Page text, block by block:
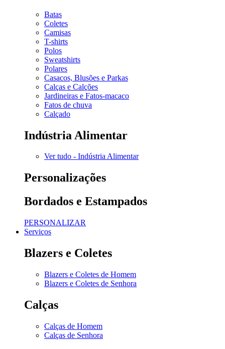
Batas
Coletes
Camisas
T-shirts
Polos
Sweatshirts
Polares
Casacos, Blusões e Parkas
Calças e Calções
Jardineiras e Fatos-macaco
Fatos de chuva
Calçado
Indústria Alimentar
Ver tudo - Indústria Alimentar
Personalizações
Bordados e Estampados
PERSONALIZAR
Serviços
Blazers e Coletes
Blazers e Coletes de Homem
Blazers e Coletes de Senhora
Calças
Calças de Homem
Calças de Senhora